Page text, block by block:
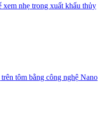
nhẹ trong xuất khẩu thủy
tôm bằng công nghệ Nano